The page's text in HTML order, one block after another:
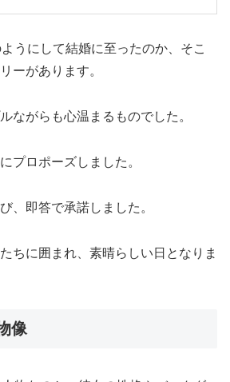
うにして結婚に至ったのか、そこ
ーがあります。
ながらも心温まるものでした。
プロポーズしました。
、即答で承諾しました。
ちに囲まれ、素晴らしい日となりま
像